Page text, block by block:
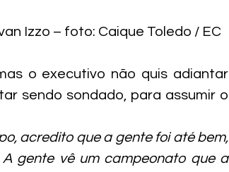
Izzo – foto: Caique Toledo / EC
o executivo não quis adiantar
sendo sondado, para assumir o
acredito que a gente foi até bem,
gente vê um campeonato que a